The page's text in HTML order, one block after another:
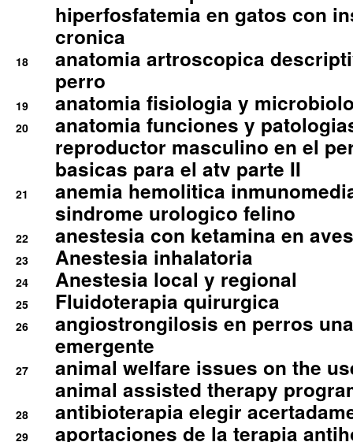
hiperfosfatemia en gatos con
cronica
18
anatomia artroscopica
perro
19 anatomia fisiologia y
20
anatomia funciones y
reproductor masculino en el
basicas para el atv parte II
21
anemia hemolitica
sindrome urologico felino
22 anestesia con ketamina en
23 Anestesia inhalatoria
24 Anestesia local y regional
25 Fluidoterapia quirurgica
26
angiostrongilosis en perros
emergente
27
animal welfare issues on the
animal assisted therapy
28 antibioterapia elegir
29
aportaciones de la terapia